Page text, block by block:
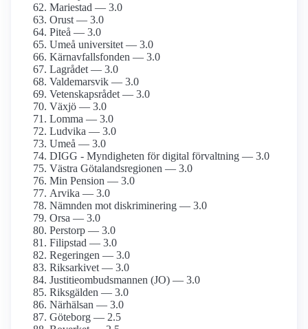
Mariestad — 3.0
Orust — 3.0
Piteå — 3.0
Umeå universitet — 3.0
Kärnavfallsfonden — 3.0
Lagrådet — 3.0
Valdemarsvik — 3.0
Vetenskapsrådet — 3.0
Växjö — 3.0
Lomma — 3.0
Ludvika — 3.0
Umeå — 3.0
DIGG - Myndigheten för digital förvaltning — 3.0
Västra Götalandsregionen — 3.0
Min Pension — 3.0
Arvika — 3.0
Nämnden mot diskriminering — 3.0
Orsa — 3.0
Perstorp — 3.0
Filipstad — 3.0
Regeringen — 3.0
Riksarkivet — 3.0
Justitieombudsmannen (JO) — 3.0
Riksgälden — 3.0
Närhälsan — 3.0
Göteborg — 2.5